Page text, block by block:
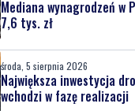
środa, 5 sierpnia 2026
Największa inwestycja
środa, 5 sierpnia 2026
Pomorze najdroższym